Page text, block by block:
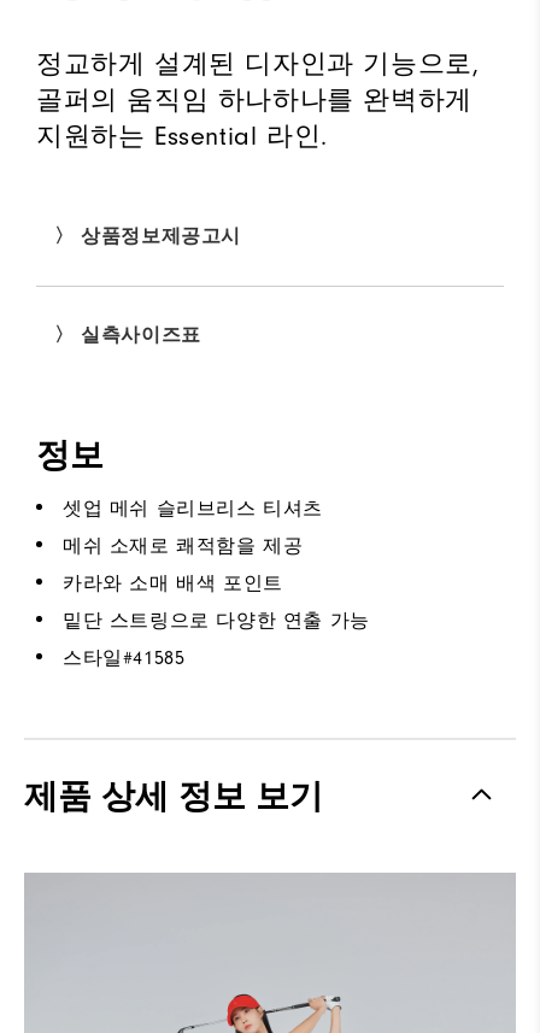
정교하게 설계된 디자인과 기능으로,
골퍼의 움직임 하나하나를 완벽하게
지원하는 Essential 라인.
〉 상품정보제공고시
〉 실측사이즈표
정보
셋업 메쉬 슬리브리스 티셔츠
메쉬 소재로 쾌적함을 제공
카라와 소매 배색 포인트
밑단 스트링으로 다양한 연출 가능
스타일#41585
제품 상세 정보 보기